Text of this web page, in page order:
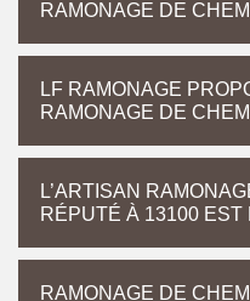
RAMONAGE DE
LF RAMONAGE
RAMONAGE DE
L’ARTISAN
RÉPUTÉ À 13100 EST
RAMONAGE DE